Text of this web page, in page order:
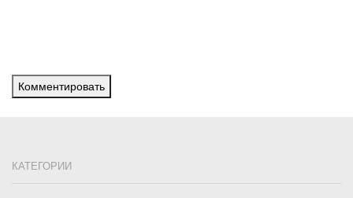
Комментировать
КАТЕГОРИИ